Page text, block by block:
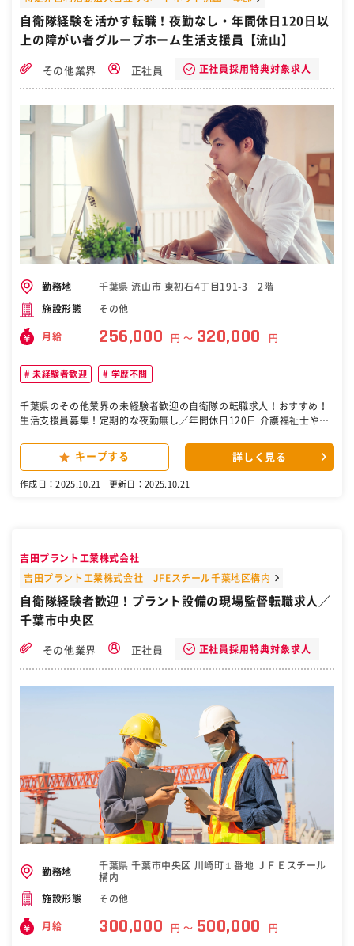
族・皆勤・無事故手当など) による給与サポートもバッチリ！ 【安心
と快適を運ぶお仕事】 私たちが専門として運ぶ石膏ボードは、壁や天
つ一つが、どこかの街で未来の快適な暮らしの場を建てることに直結
り徒歩10分 ［自衛隊・転職・求人］
自衛隊経験を活かす転職！夜勤なし・年間休日120日以
上の障がい者グループホーム生活支援員【流山】
その他業界 正社員 正社員採用特典対象求人
勤務地 千葉県 流山市 東初石4丁目191-3 2階
施設形態 その他
月給 256,000 円 〜 320,000 円
未経験者歓迎 学歴不問
千葉県のその他業界の未経験者歓迎の自衛隊の転職求人！おすすめ！
生活支援員募集！定期的な夜勤無し／年間休日120日 介護福祉士や精
支援員 長期安定／正社員(正職員)募集！ ◯週休2日、定期的な夜勤な
し！ 年間休日120日以上！ 月の残業時間も10時間以下。 毎週固定曜
る 介護福祉士/精神保健福祉士/社会福祉士 資格を活かして長期で働け
すが、 必要に応じ家事などに対し て助言やお手伝いをお願いします。
看護師による定期訪問があるため、医療に関しての相談は、 原則とし
りますが、 ほとんどの方が 自身で行っています。 おひとりに負担が
かかるようなことはなく、 職員同士もサポートするので、有休もとり
は ・障がい者が安心できる「居場所」をつくる ・障がい者が働く意欲
い方も先輩スタッフが 丁寧に指導いたします！ 【ご応募後について】
応募完了後、応募時に入力していただいたメールアドレス・電話番号
（SMS）宛に、 応募企業とのメッセージのやり取りを開始するために
通知をする可能性がございます。 ［自衛隊・転職・求人］
キープする 詳しく見る
作成日：2025.10.21 更新日：2025.10.21
吉田プラント工業株式会社
吉田プラント工業株式会社 JFEスチール千葉地区構内
自衛隊経験者歓迎！プラント設備の現場監督転職求人／
千葉市中央区
その他業界 正社員 正社員採用特典対象求人
勤務地
千葉県 千葉市中央区 川崎町１番地 ＪＦＥスチール
構内
施設形態 その他
月給 300,000 円 〜 500,000 円